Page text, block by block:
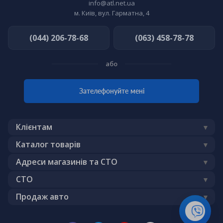
info@atl.net.ua
м. Київ, вул. Гарматна, 4
(044) 206-78-68 (063) 458-78-78
або
Зателефонуйте мені
Клієнтам
Доставка
Гарантія
Обмін - повернення
Про нас
Каталог товарів
Акумулятори
Автоелектроніка
Адреси магазинів та СТО
Автоблог
Всі послуги
СТО
Шиномонтаж
Продаж авто